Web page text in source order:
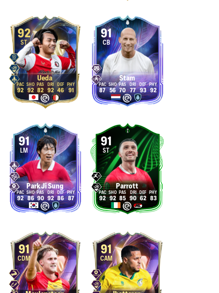
92
ST
Ueda
92 92 82 92 46 91
91
CB
Stam
87 56 70 77 93 92
91
LM
Park Ji Sung
92 86 90 92 86 87
91
ST
Parrott
92 92 85 90 62 83
91
CDM
91
CAM